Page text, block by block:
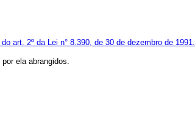
art. 2º da Lei n° 8.390, de 30 de dezembro de 1991.
ela abrangidos.